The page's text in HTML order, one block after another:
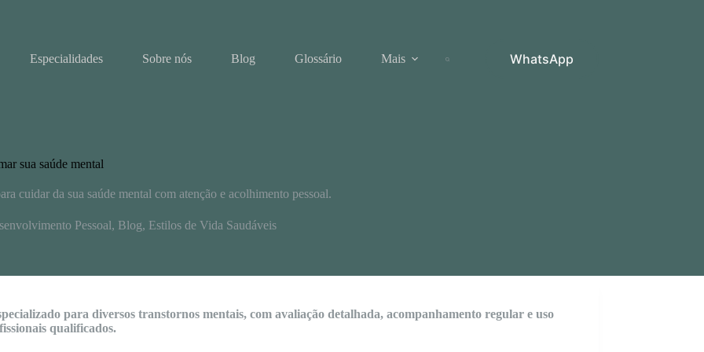
Especialidades Sobre nós Blog Glossário Mais WhatsApp
sua saúde mental
cuidar da sua saúde mental com atenção e acolhimento pessoal.
Pessoal, Blog, Estilos de Vida Saudáveis
para diversos transtornos mentais, com avaliação detalhada, acompanhamento regular e uso
qualificados.